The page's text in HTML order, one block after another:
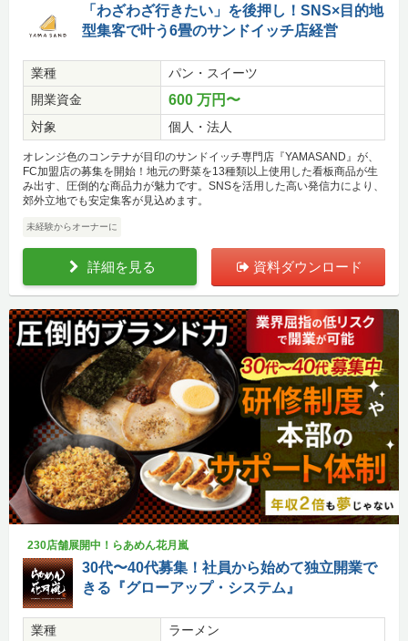
「わざわざ行きたい」を後押し！SNS×目的地
型集客で叶う6畳のサンドイッチ店経営
業種
パン・スイーツ
開業資金
600 万円〜
対象 個人・法人
オレンジ色のコンテナが目印のサンドイッチ専門店『YAMASAND』が、
FC加盟店の募集を開始！地元の野菜を13種類以上使用した看板商品が生
み出す、圧倒的な商品力が魅力です。SNSを活用した高い発信力により、
郊外立地でも安定集客が見込めます。
未経験からオーナーに
詳細を見る 資料ダウンロード
230店舗展開中！らあめん花月嵐
30代〜40代募集！社員から始めて独立開業で
きる『グローアップ・システム』
業種
ラーメン